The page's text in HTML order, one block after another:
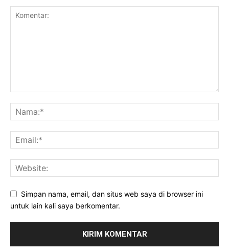
Simpan nama, email, dan situs web saya di browser ini
untuk lain kali saya berkomentar.